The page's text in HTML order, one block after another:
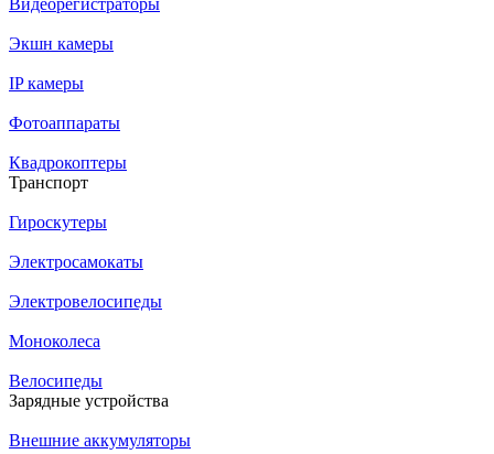
Видеорегистраторы
Экшн камеры
IP камеры
Фотоаппараты
Квадрокоптеры
Транспорт
Гироскутеры
Электросамокаты
Электровелосипеды
Моноколеса
Велосипеды
Зарядные устройства
Внешние аккумуляторы